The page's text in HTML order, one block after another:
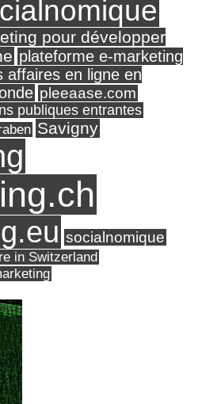
pour développer
plateforme e-marketing
affaires en ligne en
pleeaase.com
publiques entrantes
Savigny
socialnomique
in Switzerland